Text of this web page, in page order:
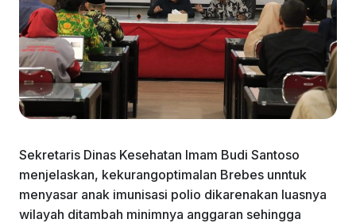
Sekretaris Dinas Kesehatan Imam Budi Santoso
menjelaskan, kekurangoptimalan Brebes unntuk
menyasar anak imunisasi polio dikarenakan luasnya
wilayah ditambah minimnya anggaran sehingga